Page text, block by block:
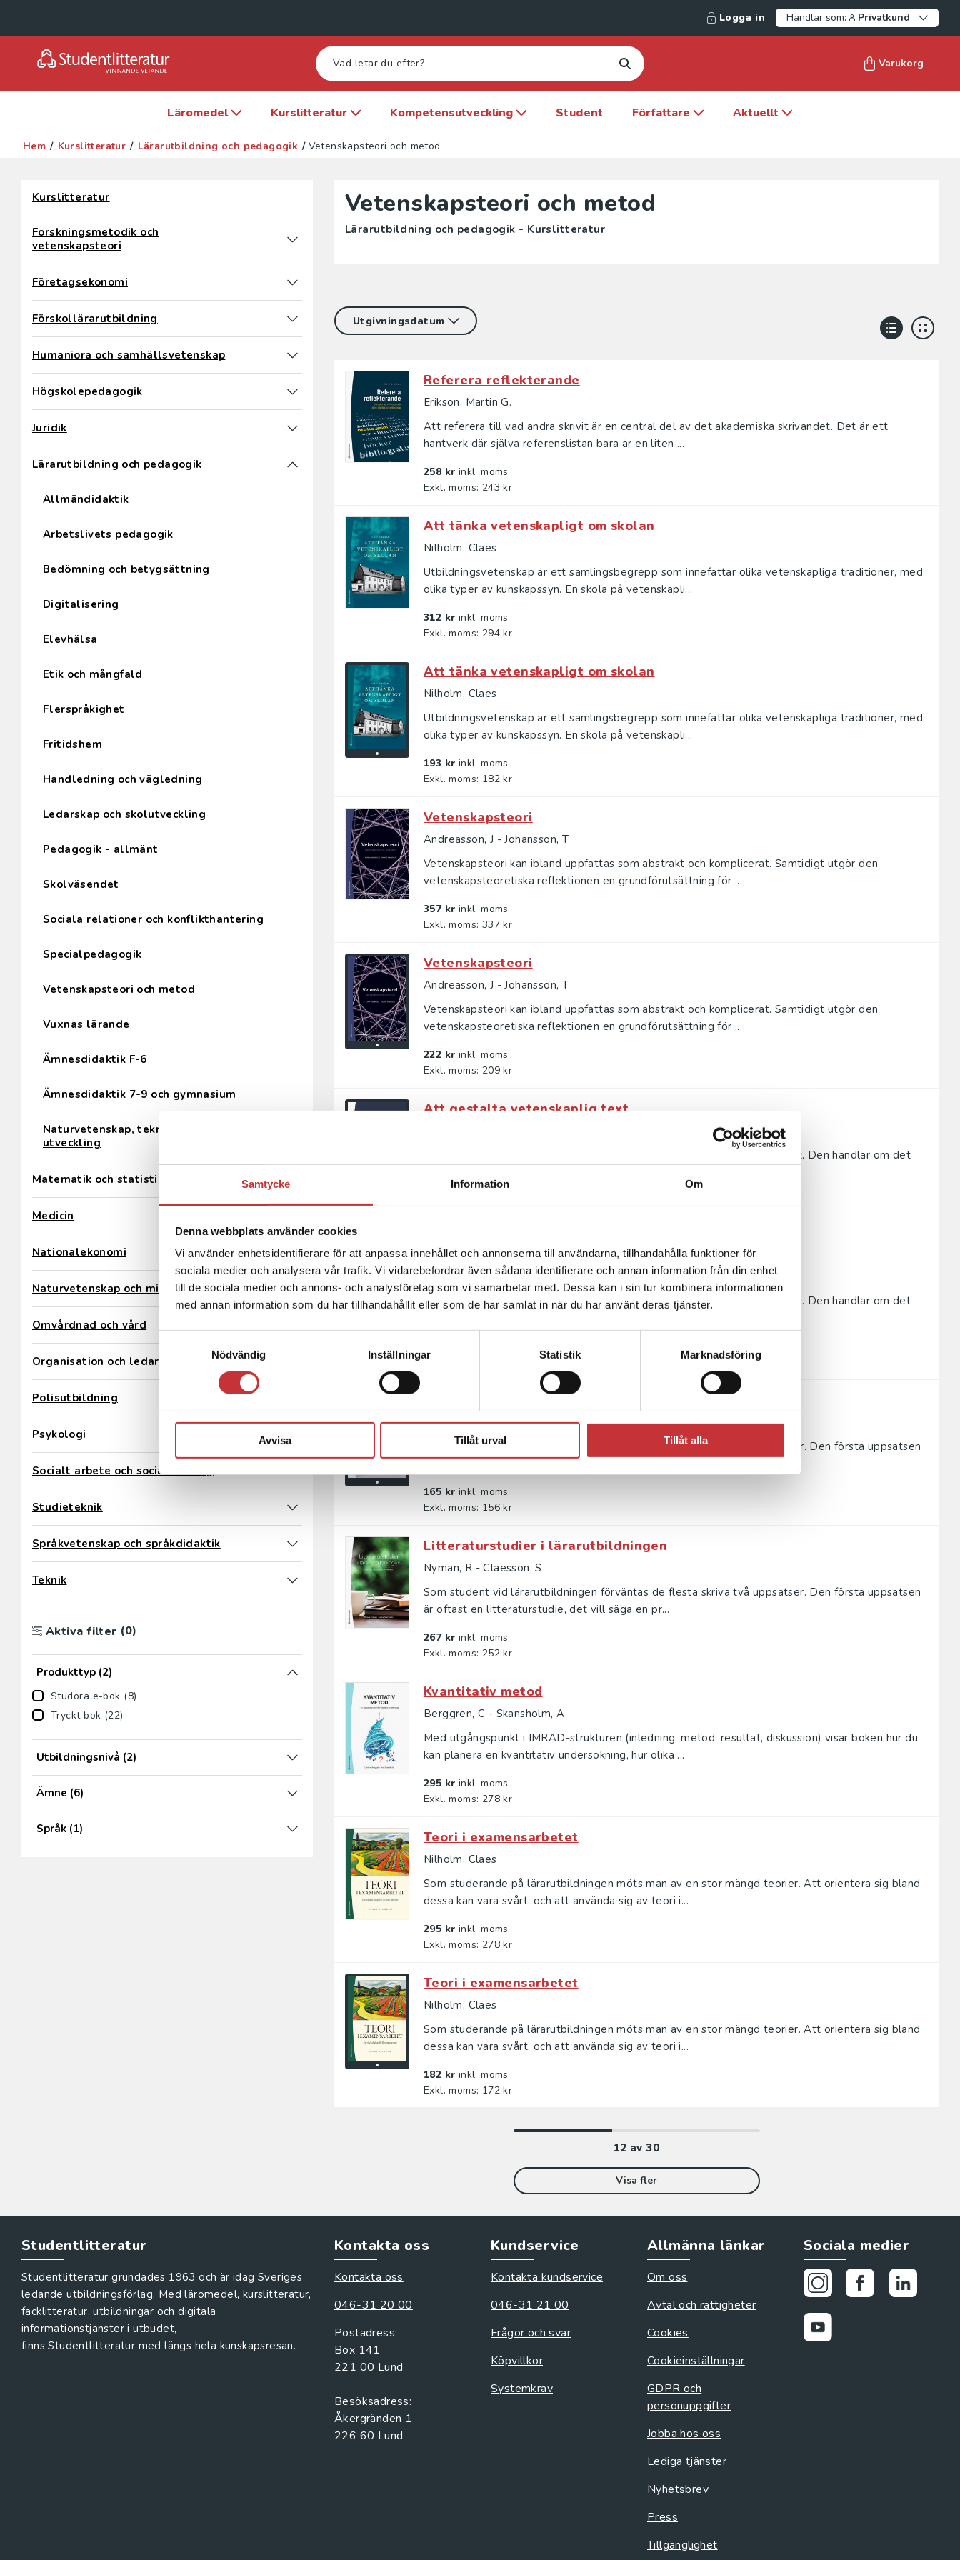
Samtycke Information Om
Denna webbplats använder cookies
Vi använder enhetsidentifierare för att anpassa innehållet och annonserna till användarna, tillhandahålla funktioner för
sociala medier och analysera vår trafik. Vi vidarebefordrar även sådana identifierare och annan information från din enhet
till de sociala medier och annons- och analysföretag som vi samarbetar med. Dessa kan i sin tur kombinera informationen
med annan information som du har tillhandahållit eller som de har samlat in när du har använt deras tjänster.
Nödvändig
Inställningar Statistik Marknadsföring
Avvisa Tillåt urval Tillåt alla
Logga in Handlar som: Privatkund
Varukorg
Läromedel Kurslitteratur Kompetensutveckling Student Författare Aktuellt
Hem / Kurslitteratur / Lärarutbildning och pedagogik / Vetenskapsteori och metod
Kurslitteratur
Forskningsmetodik och
vetenskapsteori
Företagsekonomi
Förskollärarutbildning
Humaniora och samhällsvetenskap
Högskolepedagogik
Juridik
Lärarutbildning och pedagogik
Allmändidaktik
Arbetslivets pedagogik
Bedömning och betygsättning
Digitalisering
Elevhälsa
Etik och mångfald
Flerspråkighet
Fritidshem
Handledning och vägledning
Ledarskap och skolutveckling
Pedagogik - allmänt
Skolväsendet
Sociala relationer och konflikthantering
Specialpedagogik
Vetenskapsteori och metod
Vuxnas lärande
Ämnesdidaktik F-6
Ämnesdidaktik 7-9 och gymnasium
Naturvetenskap, teknik och hållbar
utveckling
Matematik och statistik
Medicin
Nationalekonomi
Naturvetenskap och miljö
Omvårdnad och vård
Organisation och ledarskap
Polisutbildning
Psykologi
Socialt arbete och social omsorg
Studieteknik
Språkvetenskap och språkdidaktik
Teknik
Aktiva filter (0)
Produkttyp (2)
Studora e-bok (8)
Tryckt bok (22)
Utbildningsnivå (2)
Ämne (6)
Språk (1)
Vetenskapsteori och metod
Lärarutbildning och pedagogik - Kurslitteratur
Referera reflekterande
Erikson, Martin G.
Att referera till vad andra skrivit är en central del av det akademiska skrivandet. Det är ett
hantverk där själva referenslistan bara är en liten ...
258 kr inkl. moms
Exkl. moms: 243 kr
Att tänka vetenskapligt om skolan
Nilholm, Claes
Utbildningsvetenskap är ett samlingsbegrepp som innefattar olika vetenskapliga traditioner, med
olika typer av kunskapssyn. En skola på vetenskapli...
312 kr inkl. moms
Exkl. moms: 294 kr
Att tänka vetenskapligt om skolan
Nilholm, Claes
Utbildningsvetenskap är ett samlingsbegrepp som innefattar olika vetenskapliga traditioner, med
olika typer av kunskapssyn. En skola på vetenskapli...
193 kr inkl. moms
Exkl. moms: 182 kr
Vetenskapsteori
Andreasson, J - Johansson, T
Vetenskapsteori kan ibland uppfattas som abstrakt och komplicerat. Samtidigt utgör den
vetenskapsteoretiska reflektionen en grundförutsättning för ...
357 kr inkl. moms
Exkl. moms: 337 kr
Vetenskapsteori
Andreasson, J - Johansson, T
Vetenskapsteori kan ibland uppfattas som abstrakt och komplicerat. Samtidigt utgör den
vetenskapsteoretiska reflektionen en grundförutsättning för ...
222 kr inkl. moms
Exkl. moms: 209 kr
Att gestalta vetenskaplig text
Den här boken är för dig som har för avsikt att skriva en vetenskaplig text. Den handlar om det
Att gestalta vetenskaplig text
Hansén, Sven-Erik m.fl.
Den här boken är för dig som har för avsikt att skriva en vetenskaplig text. Den handlar om det
Exkl. moms: 228 kr
Litteraturstudier i lärarutbildningen
Nyman, R - Claesson, S
Som student vid lärarutbildningen förväntas de flesta skriva två uppsatser. Den första uppsatsen
165 kr inkl. moms
Exkl. moms: 156 kr
Litteraturstudier i lärarutbildningen
Nyman, R - Claesson, S
Som student vid lärarutbildningen förväntas de flesta skriva två uppsatser. Den första uppsatsen
är oftast en litteraturstudie, det vill säga en pr...
267 kr inkl. moms
Exkl. moms: 252 kr
Kvantitativ metod
Berggren, C - Skansholm, A
Med utgångspunkt i IMRAD-strukturen (inledning, metod, resultat, diskussion) visar boken hur du
kan planera en kvantitativ undersökning, hur olika ...
295 kr inkl. moms
Exkl. moms: 278 kr
Teori i examensarbetet
Nilholm, Claes
Som studerande på lärarutbildningen möts man av en stor mängd teorier. Att orientera sig bland
dessa kan vara svårt, och att använda sig av teori i...
295 kr inkl. moms
Exkl. moms: 278 kr
Teori i examensarbetet
Nilholm, Claes
Som studerande på lärarutbildningen möts man av en stor mängd teorier. Att orientera sig bland
dessa kan vara svårt, och att använda sig av teori i...
182 kr inkl. moms
Exkl. moms: 172 kr
12 av30
Visa fler
Studentlitteratur
Studentlitteratur grundades 1963 och är idag Sveriges
ledande utbildningsförlag. Med läromedel, kurslitteratur,
facklitteratur, utbildningar och digitala
informationstjänster i utbudet,
finns Studentlitteratur med längs hela kunskapsresan.
Kontakta oss
Kontakta oss
046-31 20 00
Postadress:
Box 141
221 00 Lund
Besöksadress:
Åkergränden 1
Kundservice
Kontakta kundservice
046-31 21 00
Frågor och svar
Köpvillkor
Systemkrav
Allmänna länkar
Om oss
Avtal och rättigheter
Cookies
Cookieinställningar
GDPR och
personuppgifter
Jobba hos oss
Lediga tjänster
Nyhetsbrev
Press
Tillgänglighet
Sociala medier